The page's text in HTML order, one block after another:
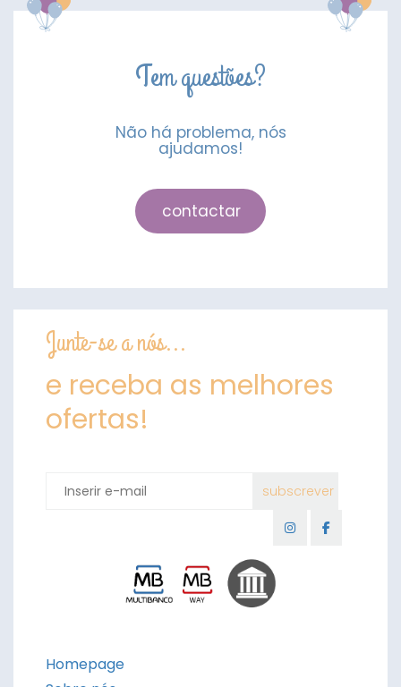
Tem questões?
Não há problema, nós
ajudamos!
contactar
Junte-se a nós...
e receba as melhores
ofertas!
Homepage